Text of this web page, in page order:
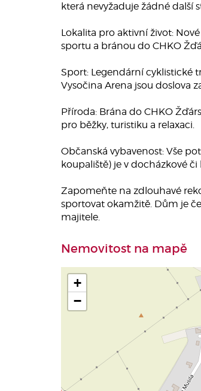
která nevyžaduje žádné další
Lokalita pro aktivní život:
sportu a bránou do CHKO
Sport: Legendární cyklistické
Vysočina Arena jsou doslova
Příroda: Brána do CHKO
pro běžky, turistiku a relaxaci.
Občanská vybavenost: Vše
koupaliště) je v docházkové
Zapomeňte na zdlouhavé
sportovat okamžitě. Dům je
majitele.
Nemovitost na mapě
+
−